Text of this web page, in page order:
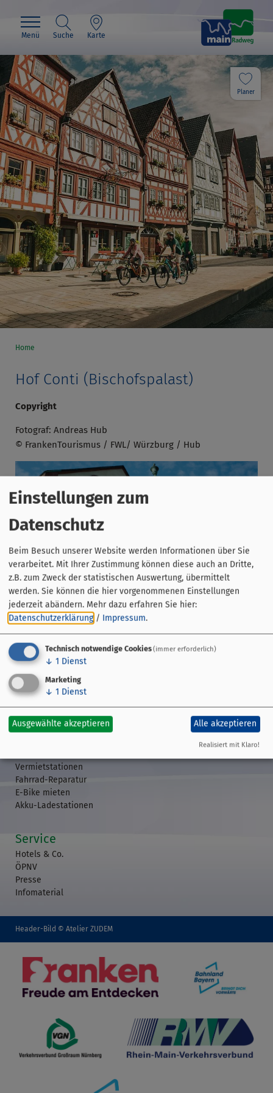
Menü Suche Karte
Planer
Home
Hof Conti (Bischofspalast)
Copyright
Fotograf: Andreas Hub
© FrankenTourismus / FWL/ Würzburg / Hub
Streckenführung
Übersicht
GPS-Daten
Etappen
Veranstaltungen
Vermietstationen
Fahrrad-Reparatur
E-Bike mieten
Akku-Ladestationen
Service
Hotels & Co.
ÖPNV
Presse
Infomaterial
Header-Bild © Atelier ZUDEM
Einstellungen zum
Datenschutz
Beim Besuch unserer Website werden Informationen über Sie
verarbeitet. Mit Ihrer Zustimmung können diese auch an Dritte,
z.B. zum Zweck der statistischen Auswertung, übermittelt
werden. Sie können die hier vorgenommenen Einstellungen
jederzeit abändern. Mehr dazu erfahren Sie hier:
Datenschutzerklärung / Impressum.
Technisch notwendige Cookies(immer erforderlich)
↓ 1 Dienst
Marketing
↓ 1 Dienst
Ausgewählte akzeptieren Alle akzeptieren
Realisiert mit Klaro!